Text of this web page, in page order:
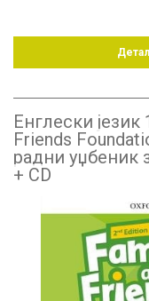
Енглески језик
Friends
радни уџбеник
+ CD